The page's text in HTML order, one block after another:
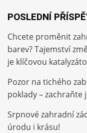
POSLEDNÍ
Chcete proměnit
barev? Tajemství
je klíčovou
Pozor na tichého
poklady – zachraňte
Srpnové zahradní
úrodu i krásu!